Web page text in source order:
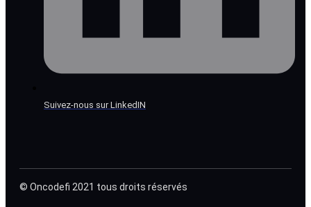
Suivez-nous sur LinkedIN
© Oncodefi 2021 tous droits réservés